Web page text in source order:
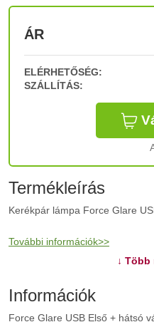
ÁR
ELÉRHETŐSÉG:
SZÁLLÍTÁS:
Termékleírás
Kerékpár lámpa Force Glare
További információk>>
↓ Több
Információk
Force Glare USB Első + hátsó